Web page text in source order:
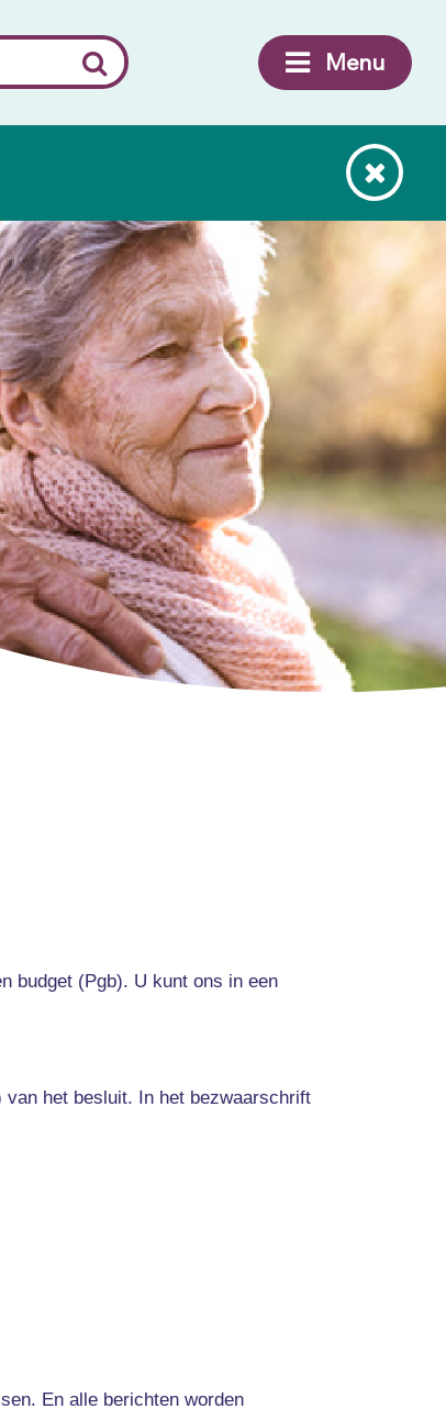
Menu
budget (Pgb). U kunt ons in een
het besluit. In het bezwaarschrift
En alle berichten worden